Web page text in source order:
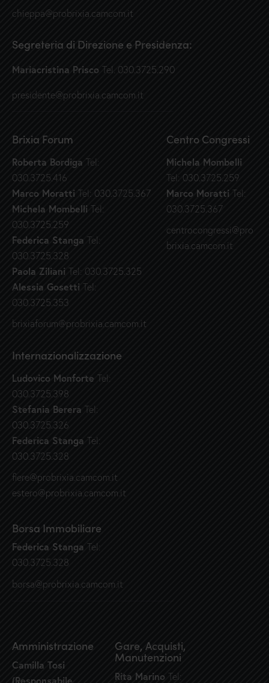
chieppa@probrixia.camcom.it
Segreteria di Direzione e Presidenza:
Mariacristina Prisco Tel. 030.3725.290
presidente@probrixia.camcom.it
Brixia Forum
Roberta Bordiga Tel:
030.3725.416
Marco Moratti Tel: 030.3725.367
Michela Mombelli Tel:
030.3725.259
Federica Stanga Tel:
030.3725.328
Paola Ziliani Tel: 030.3725.325
Alessia Gosetti Tel:
030.3725.353
brixiaforum@probrixia.camcom.it
Centro Congressi
Michela Mombelli
Tel: 030.3725.259
Marco Moratti Tel:
030.3725.367
centrocongressi@pro
brixia.camcom.it
Internazionalizzazione
Ludovico Monforte Tel:
030.3725.398
Stefania Berera Tel:
030.3725.326
Federica Stanga Tel:
030.3725.328
fiere@probrixia.camcom.it
estero@probrixia.camcom.it
Borsa Immobiliare
Federica Stanga Tel:
030.3725.328
borsa@probrixia.camcom.it
Amministrazione
Camilla Tosi
(Responsabile
Gare, Acquisti,
Manutenzioni
Rita Marino Tel: